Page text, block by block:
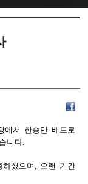
에서 한승만 베드로
니다.
하셨으며, 오랜 기간